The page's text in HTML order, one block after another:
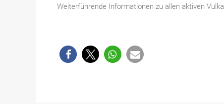
Weiterführende Informationen zu allen aktiven